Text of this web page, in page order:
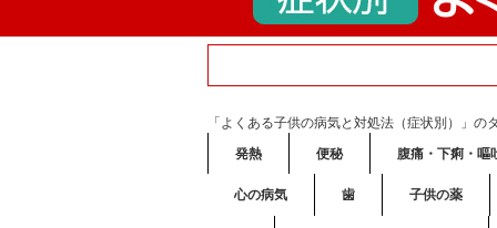
「よくある子供の病気と対処法（症状別）」の
発熱
便秘 腹痛・下痢・嘔
心の病気 歯 子供の薬